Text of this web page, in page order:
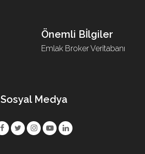
Önemli Bİlgiler
Emlak Broker Veritabanı
Sosyal Medya